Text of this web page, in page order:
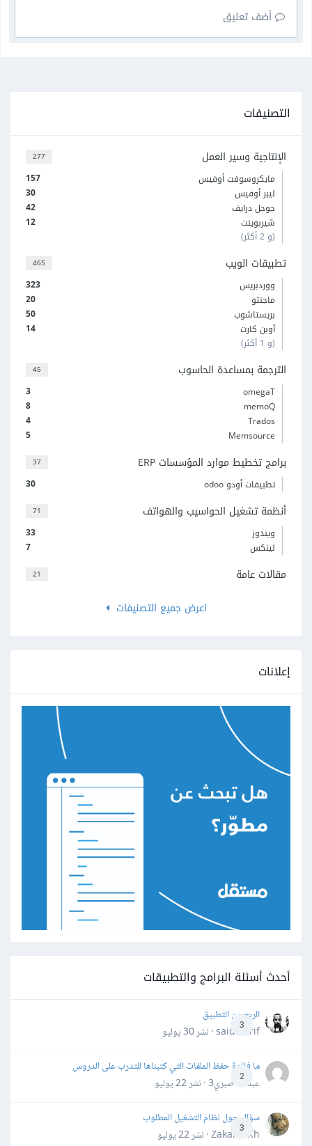
أضف تعليق
التصنيفات
277 الإنتاجية وسير العمل
157
مايكروسوفت أوفيس
30
ليبر أوفيس
42
جوجل درايف
12
شيربوينت
(و 2 أكثر)
465 تطبيقات الويب
323
ووردبريس
20
ماجنتو
50
بريستاشوب
14
أوبن كارت
(و 1 أكثر)
45 الترجمة بمساعدة الحاسوب
3
omegaT
8
memoQ
4
Trados
5
Memsource
37 برامج تخطيط موارد المؤسسات ERP
30 تطبيقات أودو odoo
71 أنظمة تشغيل الحواسيب والهواتف
33
ويندوز
7
لينكس
21
مقالات عامة
اعرض جميع التصنيفات
إعلانات
أحدث أسئلة البرامج والتطبيقات
3
الربح من التطبيق
said darif · نشر
30 يوليو
2
ما فائدة حفظ الملفات التي كتبناها للتدرب على الدروس
عبدالله صبري3 · نشر
22 يوليو
3
سؤال حول نظام التشغيل المطلوب
Zakaria Kh · نشر
22 يوليو